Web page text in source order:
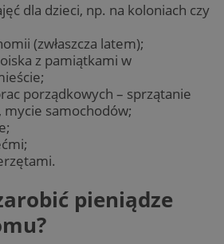
dla dzieci, np. na koloniach czy
(zwłaszcza latem);
z pamiątkami w
porządkowych – sprzątanie
mycie samochodów;
pieniądze